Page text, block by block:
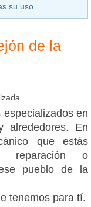
su uso.
de la
en
alrededores. En
que estás
reparación o
pueblo de la
tenemos para tí.